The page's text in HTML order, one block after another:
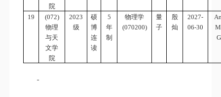
院
19
(072)
物理
与天
文学
院
2023
级
硕
博
连
读
5
年
制
物理学
(070200)
量
子
殷
灿
2027-
06-30